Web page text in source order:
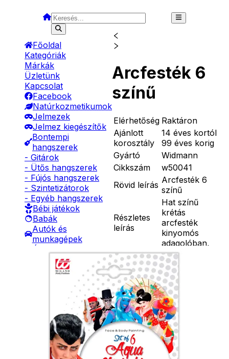
Főoldal
Kategóriák
Márkák
Üzletünk
Kapcsolat
Facebook
Natúrkozmetikumok
Jelmezek
Jelmez kiegészítők
Bontempi
hangszerek
- Gitárok
- Ütős hangszerek
- Fújós hangszerek
- Szintetizátorok
- Egyéb hangszerek
Bébi játékok
Babák
Autók és
munkagépek
Szerepjátékok
Kreatív játékok
- Kreatív játékok
- Gyurmák
Társasjátékok
Asztali játékok
Nyári játékok
- Homokozójátékok
Arcfesték 6
színű
Elérhetőség Raktáron
Ajánlott
korosztály
14 éves kortól
99 éves korig
Gyártó
Widmann
Cikkszám
w50041
Rövid leírás Arcfesték 6
színű
Részletes
leírás
Hat színű
krétás
arcfesték
kinyomós
adagolóban,
Ár
Darab
Kosárba
Szállítás:
- Csomagautomata: 1190
forinttól
- Házhozszállítás: 2190
forinttól
- Személyes átvétel:
ingyenesen